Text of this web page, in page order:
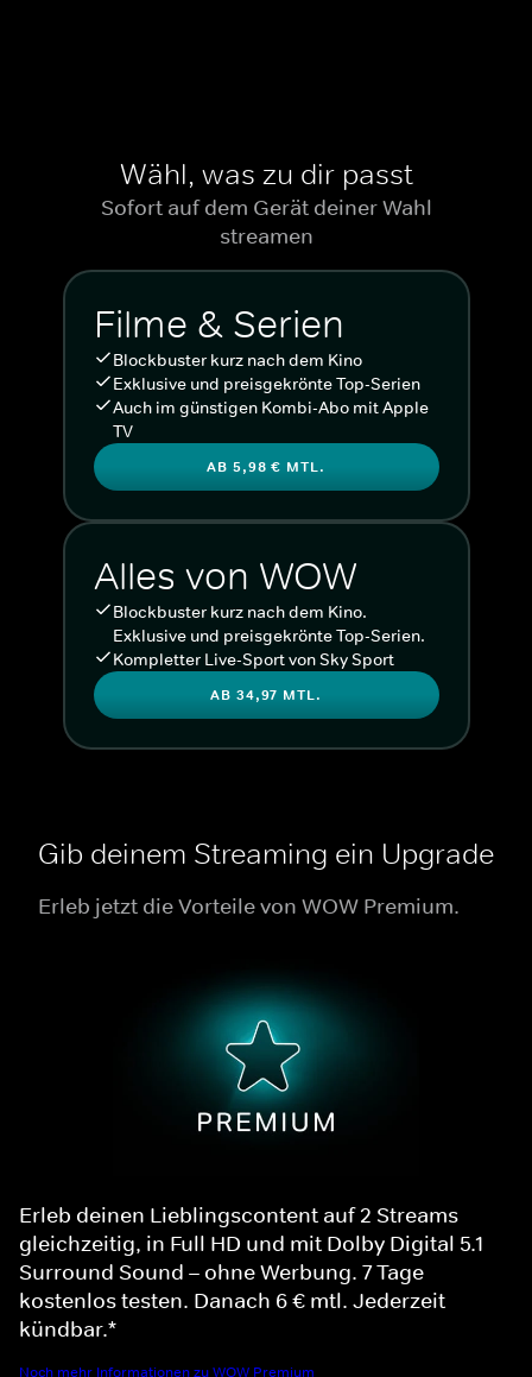
Wähl, was zu dir passt
Sofort auf dem Gerät deiner Wahl
streamen
Filme & Serien
Blockbuster kurz nach dem Kino
Exklusive und preisgekrönte Top-Serien
Auch im günstigen Kombi-Abo mit Apple
TV
AB 5,98 € MTL.
Alles von WOW
Blockbuster kurz nach dem Kino.
Exklusive und preisgekrönte Top-Serien.
Kompletter Live-Sport von Sky Sport
AB 34,97 MTL.
Gib deinem Streaming ein Upgrade
Erleb jetzt die Vorteile von WOW Premium.
Erleb deinen Lieblingscontent auf 2 Streams
gleichzeitig, in Full HD und mit Dolby Digital 5.1
Surround Sound – ohne Werbung. 7 Tage
kostenlos testen. Danach 6 € mtl. Jederzeit
kündbar.*
Noch mehr Informationen zu WOW Premium